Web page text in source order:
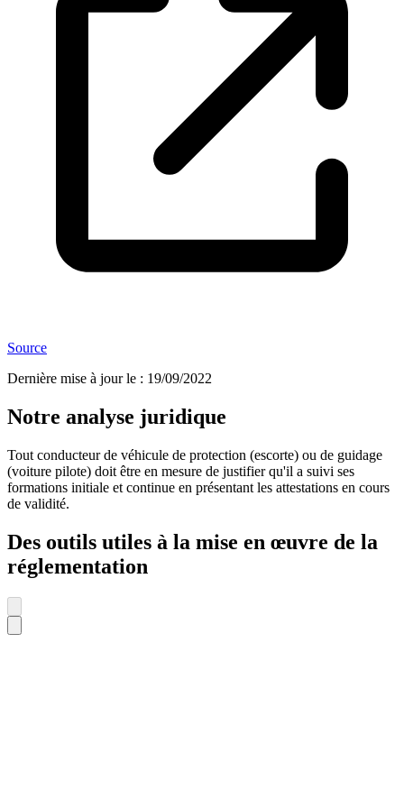
Source
Dernière mise à jour le : 19/09/2022
Notre analyse juridique
Tout conducteur de véhicule de protection (escorte) ou de guidage
(voiture pilote) doit être en mesure de justifier qu'il a suivi ses
formations initiale et continue en présentant les attestations en cours
de validité.
Des outils utiles à la mise en œuvre de la
réglementation